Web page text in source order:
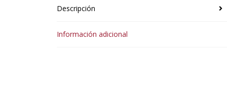
Descripción
Información adicional